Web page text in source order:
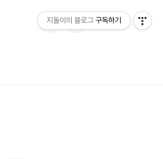
지돌이의 블로그 구독하기